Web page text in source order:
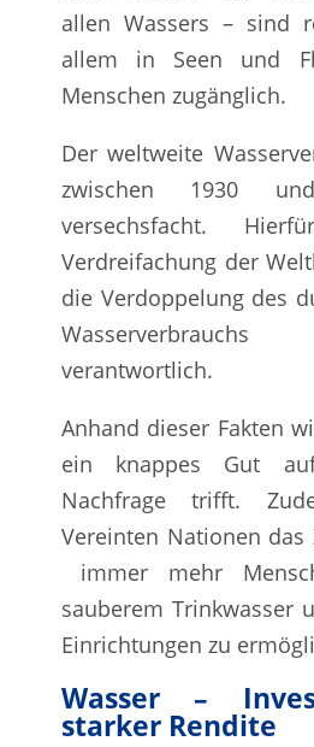
allen Wassers – sind
allem in Seen und
Menschen zugänglich.
Der weltweite
zwischen 1930
versechsfacht.
Verdreifachung der
die Verdoppelung des
verantwortlich.
Anhand dieser Fakten
ein knappes Gut
Nachfrage trifft.
Vereinten Nationen das
immer mehr
sauberem Trinkwasser
Einrichtungen zu
Wasser –
starker Rendite